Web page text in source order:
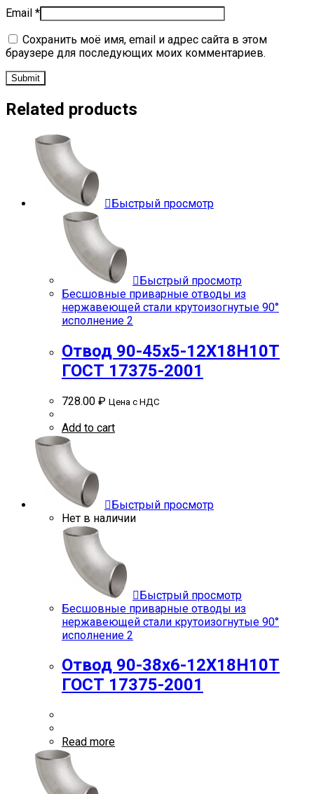
Email *
Сохранить моё имя, email и адрес сайта в этом
браузере для последующих моих комментариев.
Related products
Быстрый просмотр
Быстрый просмотр
Бесшовные приварные отводы из
нержавеющей стали крутоизогнутые 90°
исполнение 2
Отвод 90-45х5-12Х18Н10Т
ГОСТ 17375-2001
728.00 ₽ Цена с НДС
Add to cart
Быстрый просмотр
Нет в наличии
Быстрый просмотр
Бесшовные приварные отводы из
нержавеющей стали крутоизогнутые 90°
исполнение 2
Отвод 90-38х6-12Х18Н10Т
ГОСТ 17375-2001
Read more